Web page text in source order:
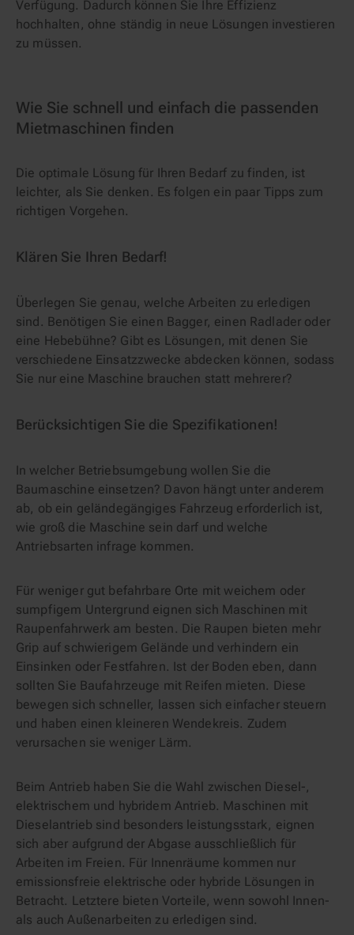
Verfügung. Dadurch können Sie Ihre Effizienz
hochhalten, ohne ständig in neue Lösungen investieren
zu müssen.
Wie Sie schnell und einfach die passenden
Mietmaschinen finden
Die optimale Lösung für Ihren Bedarf zu finden, ist
leichter, als Sie denken. Es folgen ein paar Tipps zum
richtigen Vorgehen.
Klären Sie Ihren Bedarf!
Überlegen Sie genau, welche Arbeiten zu erledigen
sind. Benötigen Sie einen Bagger, einen Radlader oder
eine Hebebühne? Gibt es Lösungen, mit denen Sie
verschiedene Einsatzzwecke abdecken können, sodass
Sie nur eine Maschine brauchen statt mehrerer?
Berücksichtigen Sie die Spezifikationen!
In welcher Betriebsumgebung wollen Sie die
Baumaschine einsetzen? Davon hängt unter anderem
ab, ob ein geländegängiges Fahrzeug erforderlich ist,
wie groß die Maschine sein darf und welche
Antriebsarten infrage kommen.
Für weniger gut befahrbare Orte mit weichem oder
sumpfigem Untergrund eignen sich Maschinen mit
Raupenfahrwerk am besten. Die Raupen bieten mehr
Grip auf schwierigem Gelände und verhindern ein
Einsinken oder Festfahren. Ist der Boden eben, dann
sollten Sie Baufahrzeuge mit Reifen mieten. Diese
bewegen sich schneller, lassen sich einfacher steuern
und haben einen kleineren Wendekreis. Zudem
verursachen sie weniger Lärm.
Beim Antrieb haben Sie die Wahl zwischen Diesel-,
elektrischem und hybridem Antrieb. Maschinen mit
Dieselantrieb sind besonders leistungsstark, eignen
sich aber aufgrund der Abgase ausschließlich für
Arbeiten im Freien. Für Innenräume kommen nur
emissionsfreie elektrische oder hybride Lösungen in
Betracht. Letztere bieten Vorteile, wenn sowohl Innen-
als auch Außenarbeiten zu erledigen sind.